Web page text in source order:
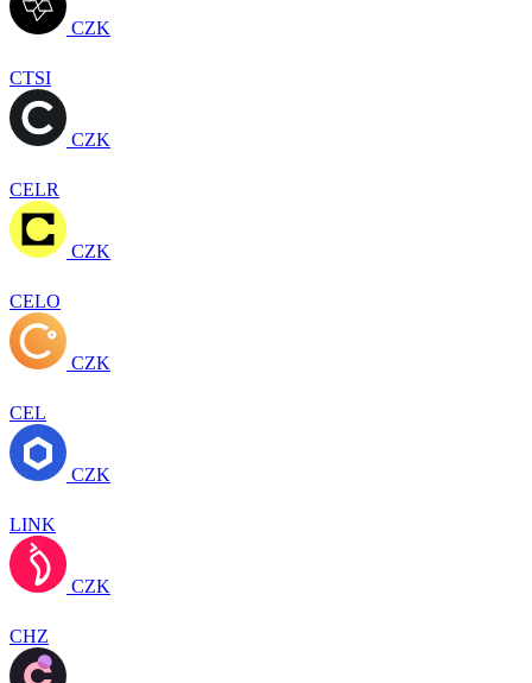
CZK
CTSI
CZK
CELR
CZK
CELO
CZK
CEL
CZK
LINK
CZK
CHZ